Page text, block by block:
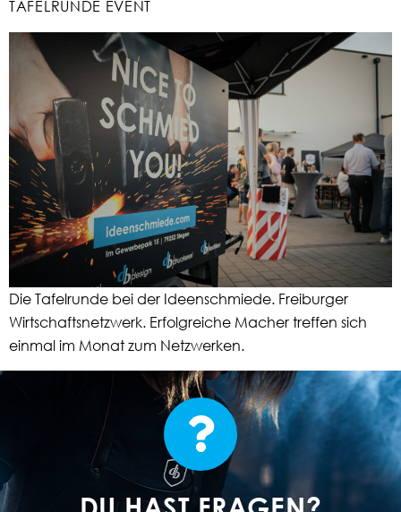
TAFELRUNDE EVENT
Die Tafelrunde bei der Ideenschmiede. Freiburger
Wirtschaftsnetzwerk. Erfolgreiche Macher treffen sich
einmal im Monat zum Netzwerken.